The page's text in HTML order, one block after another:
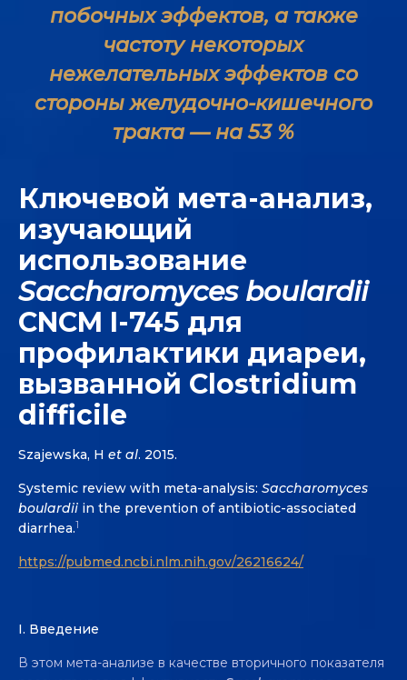
побочных эффектов, а также
частоту некоторых
нежелательных эффектов со
стороны желудочно-кишечного
тракта — на 53 %
Ключевой мета-анализ,
изучающий
использование
Saccharomyces boulardii
CNCM I-745 для
профилактики диареи,
вызванной Clostridium
difficile
Szajewska, H et al. 2015.
Systemic review with meta-analysis: Saccharomyces
boulardii in the prevention of antibiotic-associated
diarrhea.1
https://pubmed.ncbi.nlm.nih.gov/26216624/
I. Введение
В этом мета-анализе в качестве вторичного показателя